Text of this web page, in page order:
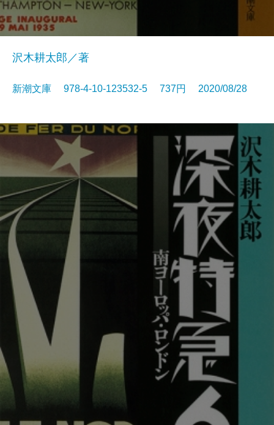
沢木耕太郎／著
新潮文庫 978-4-10-123532-5 737円 2020/08/28